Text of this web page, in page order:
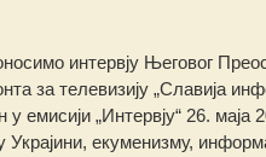
интервју Његовог
за телевизију „Славија
у емисији „Интервју“ 26.
Украјини, екуменизму,